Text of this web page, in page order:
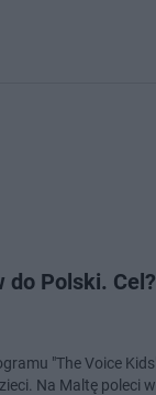
do Polski. Cel?
"The Voice
Na Maltę poleci w